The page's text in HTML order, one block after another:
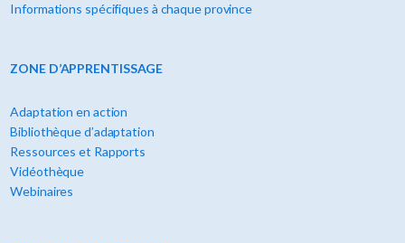
Informations spécifiques à chaque province
ZONE D’APPRENTISSAGE
Adaptation en action
Bibliothèque d’adaptation
Ressources et Rapports
Vidéothèque
Webinaires